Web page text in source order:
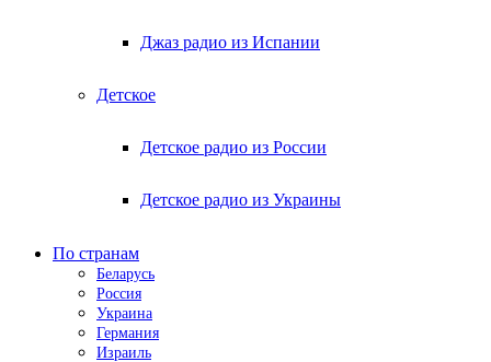
Джаз радио из Испании
Детское
Детское радио из России
Детское радио из Украины
По странам
Беларусь
Россия
Украина
Германия
Израиль